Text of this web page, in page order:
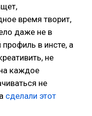
время творит,
даже не в
в инсте, а
не
каждое
не
сделали этот